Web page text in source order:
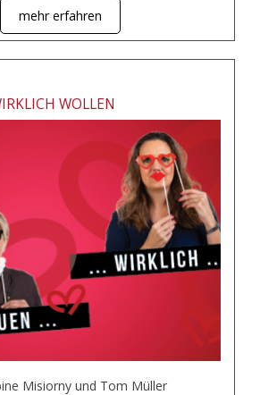
mehr erfahren
WOLLEN
Misiorny und Tom Müller